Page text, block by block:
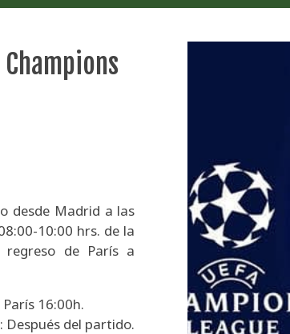
desde Madrid a las
10:00 hrs. de la
regreso de París a
16:00h.
Después del partido.